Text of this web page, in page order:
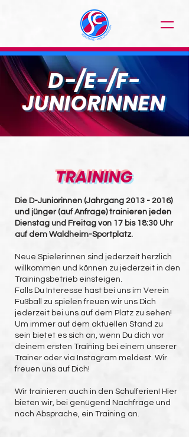
D-/E-/F-
JUNIORINNEN
TRAINING
Die D-Juniorinnen (Jahrgang 2013 - 2016)
und jünger (auf Anfrage) trainieren jeden
Dienstag und Freitag von 17 bis 18:30 Uhr
auf dem Waldheim-Sportplatz.
Neue Spielerinnen sind jederzeit herzlich
willkommen und können zu jederzeit in den
Trainingsbetrieb einsteigen.
Falls Du Interesse hast bei uns im Verein
Fußball zu spielen freuen wir uns Dich
jederzeit bei uns auf dem Platz zu sehen!
Um immer auf dem aktuellen Stand zu
sein bietet es sich an, wenn Du dich vor
deinem ersten Training bei einem unserer
Trainer oder via Instagram meldest. Wir
freuen uns auf Dich!
Wir trainieren auch in den Schulferien! Hier
bieten wir, bei genügend Nachfrage und
nach Absprache, ein Training an.